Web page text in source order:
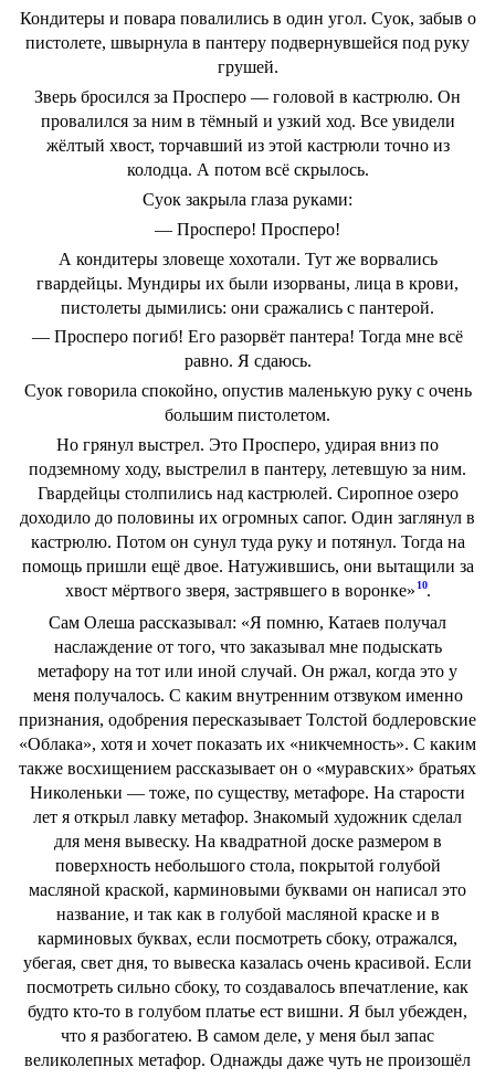
Кондитеры и повара повалились в один угол. Суок, забыв о
пистолете, швырнула в пантеру подвернувшейся под руку
грушей.
Зверь бросился за Просперо — головой в кастрюлю. Он
провалился за ним в тёмный и узкий ход. Все увидели
жёлтый хвост, торчавший из этой кастрюли точно из
колодца. А потом всё скрылось.
Суок закрыла глаза руками:
— Просперо! Просперо!
А кондитеры зловеще хохотали. Тут же ворвались
гвардейцы. Мундиры их были изорваны, лица в крови,
пистолеты дымились: они сражались с пантерой.
— Просперо погиб! Его разорвёт пантера! Тогда мне всё
равно. Я сдаюсь.
Суок говорила спокойно, опустив маленькую руку с очень
большим пистолетом.
Но грянул выстрел. Это Просперо, удирая вниз по
подземному ходу, выстрелил в пантеру, летевшую за ним.
Гвардейцы столпились над кастрюлей. Сиропное озеро
доходило до половины их огромных сапог. Один заглянул в
кастрюлю. Потом он сунул туда руку и потянул. Тогда на
помощь пришли ещё двое. Натужившись, они вытащили за
хвост мёртвого зверя, застрявшего в воронке» 10.
Сам Олеша рассказывал: «Я помню, Катаев получал
наслаждение от того, что заказывал мне подыскать
метафору на тот или иной случай. Он ржал, когда это у
меня получалось. С каким внутренним отзвуком именно
признания, одобрения пересказывает Толстой бодлеровские
«Облака», хотя и хочет показать их «никчемность». С каким
также восхищением рассказывает он о «муравских» братьях
Николеньки — тоже, по существу, метафоре. На старости
лет я открыл лавку метафор. Знакомый художник сделал
для меня вывеску. На квадратной доске размером в
поверхность небольшого стола, покрытой голубой
масляной краской, карминовыми буквами он написал это
название, и так как в голубой масляной краске и в
карминовых буквах, если посмотреть сбоку, отражался,
убегая, свет дня, то вывеска казалась очень красивой. Если
посмотреть сильно сбоку, то создавалось впечатление, как
будто кто-то в голубом платье ест вишни. Я был убежден,
что я разбогатею. В самом деле, у меня был запас
великолепных метафор. Однажды даже чуть не произошёл